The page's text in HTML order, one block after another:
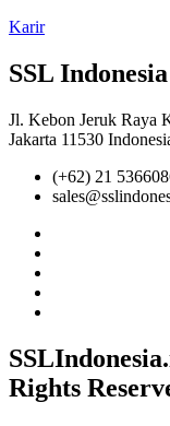
Karir
SSL Indonesia
Jl. Kebon Jeruk Raya
Jakarta 11530
(+62) 21
Rights